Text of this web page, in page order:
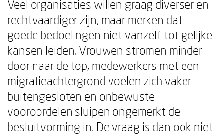
Veel organisaties willen graag diverser en
rechtvaardiger zijn, maar merken dat
goede bedoelingen niet vanzelf tot gelijke
kansen leiden. Vrouwen stromen minder
door naar de top, medewerkers met een
migratieachtergrond voelen zich vaker
buitengesloten en onbewuste
vooroordelen sluipen ongemerkt de
besluitvorming in. De vraag is dan ook niet